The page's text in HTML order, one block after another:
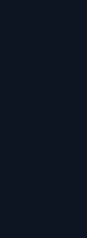
będą
celu
to
(lub
osobowe,
Pastwa